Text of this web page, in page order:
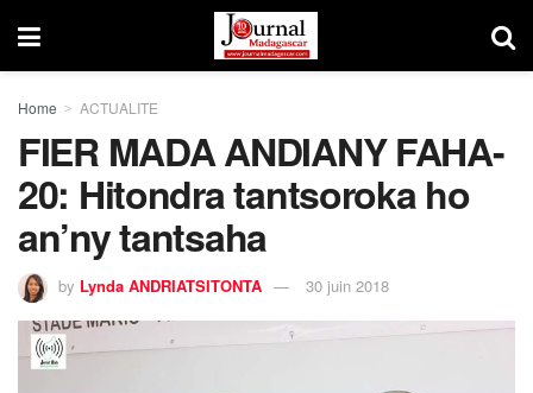
Home ACTUALITE
FIER MADA ANDIANY FAHA-
20: Hitondra tantsoroka ho
an’ny tantsaha
by Lynda ANDRIATSITONTA 30 juin 2018